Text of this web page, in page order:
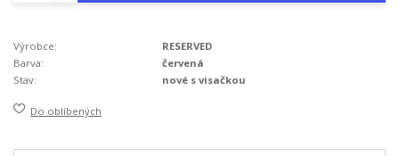
Výrobce:
RESERVED
Barva:
červená
Stav:
nové s visačkou
Do oblíbených